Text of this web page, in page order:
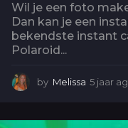
Wil je een foto
Dan kan je een
bekendste instant
Polaroid...
by Melissa 5 jaar